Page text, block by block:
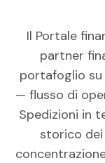
Il Portale
partner
portafoglio
— flusso di
Spedizioni in
storico